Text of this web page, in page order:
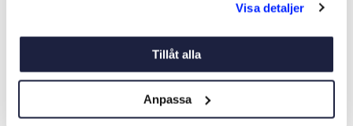
Visa detaljer
Tillåt alla
Anpassa
Art nr: 07885
KRÄFTHÅV
Art nr: 07831
55 kr